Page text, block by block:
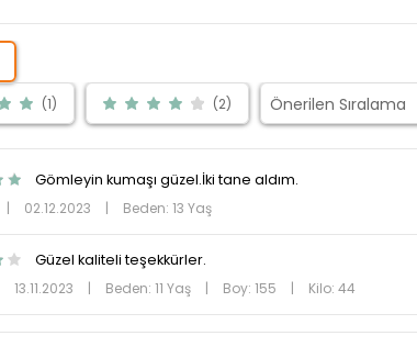
(1) (2)
Gömleyin kumaşı güzel.İki tane aldım.
| 02.12.2023 | Beden: 13 Yaş
Güzel kaliteli teşekkürler.
13.11.2023 | Beden: 11 Yaş | Boy: 155 | Kilo: 44